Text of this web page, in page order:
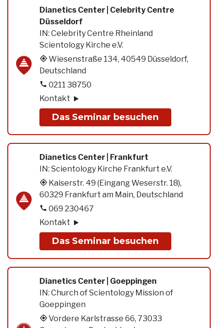
Dianetics Center | Celebrity Centre
Düsseldorf
IN: Celebrity Centre Rheinland
Scientology Kirche e.V.
Wiesenstraße 134, 40549 Düsseldorf,
Deutschland
0211 38750
Kontakt
Das Seminar besuchen
Dianetics Center | Frankfurt
IN: Scientology Kirche Frankfurt e.V.
Kaiserstr. 49 (Eingang Weserstr. 18),
60329 Frankfurt am Main, Deutschland
069 230467
Kontakt
Das Seminar besuchen
Dianetics Center | Goeppingen
IN: Church of Scientology Mission of
Goeppingen
Vordere Karlstrasse 66, 73033